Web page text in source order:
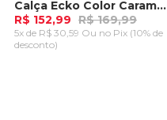
-10%Calça Ecko Color Caramelo
R$ 152,99 R$ 169,99
5x de R$ 30,59 Ou no Pix (10% de
desconto)